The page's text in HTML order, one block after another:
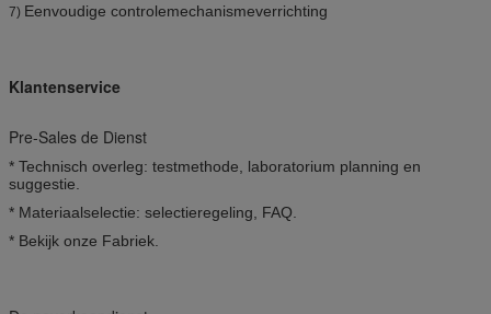
7) Eenvoudige controlemechanismeverrichting
Klantenservice
Pre-Sales de Dienst
* Technisch overleg: testmethode, laboratorium planning en
suggestie.
* Materiaalselectie: selectieregeling, FAQ.
* Bekijk onze Fabriek.